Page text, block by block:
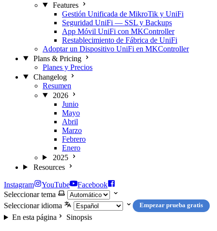
Features
Gestión Unificada de MikroTik y UniFi
Seguridad UniFi — SSL y Backups
App Móvil UniFi con MKController
Restablecimiento de Fábrica de UniFi
Adoptar un Dispositivo UniFi en MKController
Plans & Pricing
Planes y Precios
Changelog
Resumen
2026
Junio
Mayo
Abril
Marzo
Febrero
Enero
2025
Resources
Instagram YouTube
Facebook
Seleccionar tema
Seleccionar idioma
Empezar prueba gratis
En esta página Sinopsis